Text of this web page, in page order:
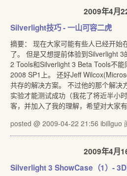
2009年4月
Silverlight技巧 - 一山可容二虎
摘要： 现在大家可能有些人已经开始
了。 但是又想提前体验到Silverlight
2 Tools和Silverlight 3 Beta Tools不
2008 SP1上。 还好Jeff
共存的解决方案。 不过他的那个解决
实验才能测试成功（我花了将近半小
客，并加入了我的理解，希望对大家
posted @ 2009-04-22 21:56 ibillguo
2009年4月
Silverlight 3 ShowCase（1）-